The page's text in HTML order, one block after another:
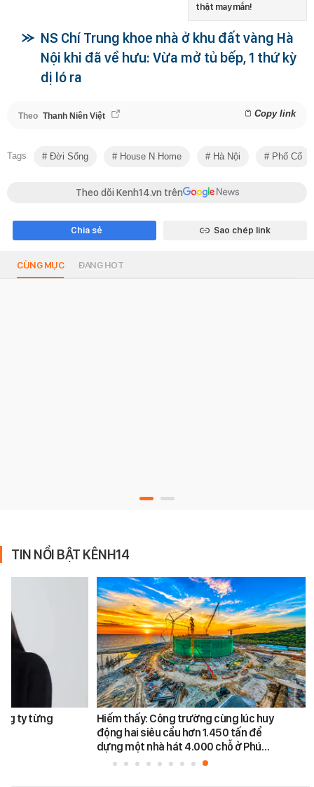
thật may mắn!
NS Chí Trung khoe nhà ở khu đất vàng Hà
Nội khi đã về hưu: Vừa mở tủ bếp, 1 thứ kỳ
dị ló ra
Theo Thanh Niên Việt Copy link
Tags Đời Sống House N Home Hà Nội Phố Cổ
Theo dõi Kenh14.vn trên
Chia sẻ Sao chép link
CÙNG MỤC ĐANG HOT
TIN NỔI BẬT KÊNH14
ty từng
Hiếm thấy: Công trường cùng lúc huy
động hai siêu cẩu hơn 1.450 tấn để
dựng một nhà hát 4.000 chỗ ở Phú…